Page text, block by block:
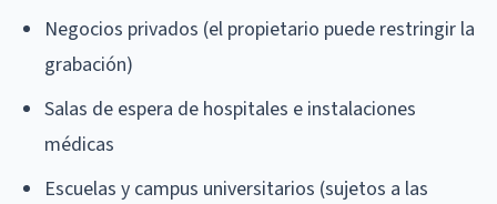
Negocios privados (el propietario puede restringir la
grabación)
Salas de espera de hospitales e instalaciones
médicas
Escuelas y campus universitarios (sujetos a las